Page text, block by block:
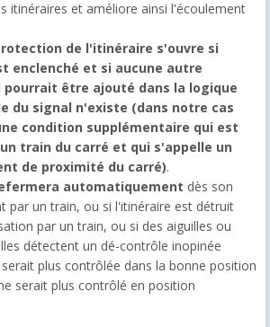
itinéraires et améliore ainsi l'écoulement
de l'itinéraire s'ouvre si
enclenché et si aucune autre
pourrait être ajouté dans la logique
du signal n'existe (dans notre cas
condition supplémentaire qui est
train du carré et qui s'appelle un
de proximité du carré).
automatiquement dès son
par un train, ou si l'itinéraire est détruit
par un train, ou si des aiguilles ou
détectent un dé-contrôle inopinée
plus contrôlée dans la bonne position
serait plus contrôlé en position